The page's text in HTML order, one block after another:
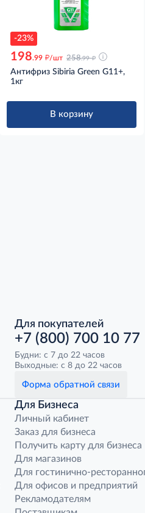
-23%
198.99 д/шт 258.99 д
Антифриз Sibiria Green G11+,
1кг
В корзину
Для покупателей
+7 (800) 700 10 77
Будни: с 7 до 22 часов
Выходные: с 8 до 22 часов
Форма обратной связи
Для Бизнеса
Личный кабинет
Заказ для бизнеса
Получить карту для бизнеса
Для магазинов
Для гостинично-
Для офисов и предприятий
Рекламодателям